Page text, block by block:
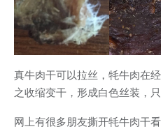
真牛肉干可以拉丝，牦牛肉在
之收缩变干，形成白色丝装，
网上有很多朋友撕开牦牛肉干